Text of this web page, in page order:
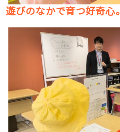
遊びのなかで育つ好奇心。